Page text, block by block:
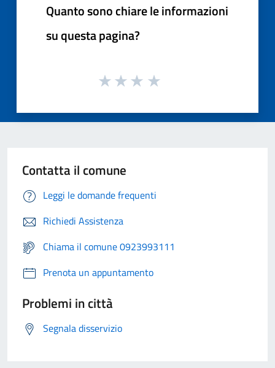
Quanto sono chiare le informazioni
su questa pagina?
Contatta il comune
Leggi le domande frequenti
Richiedi Assistenza
Chiama il comune 0923993111
Prenota un appuntamento
Problemi in città
Segnala disservizio